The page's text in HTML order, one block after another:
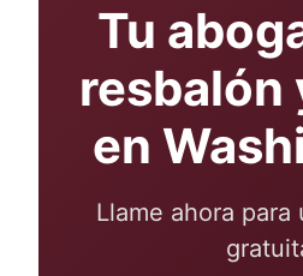
Tu
resbalón
en
Llame ahora para